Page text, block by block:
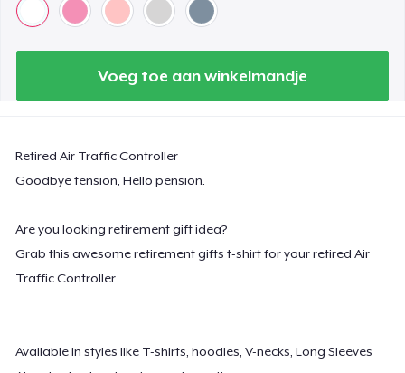
Voeg toe aan winkelmandje
Retired Air Traffic Controller
Goodbye tension, Hello pension.
Are you looking retirement gift idea?
Grab this awesome retirement gifts t-shirt for your retired Air
Traffic Controller.
Available in styles like T-shirts, hoodies, V-necks, Long Sleeves